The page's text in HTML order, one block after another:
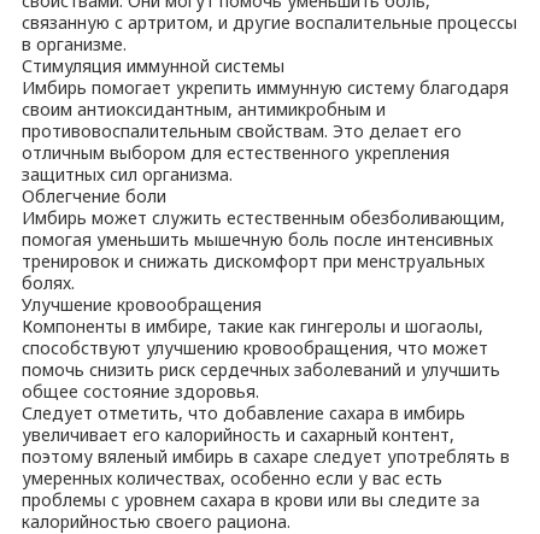
связанную с артритом, и другие воспалительные процессы
в организме.
Стимуляция иммунной системы
Имбирь помогает укрепить иммунную систему благодаря
своим антиоксидантным, антимикробным и
противовоспалительным свойствам. Это делает его
отличным выбором для естественного укрепления
защитных сил организма.
Облегчение боли
Имбирь может служить естественным обезболивающим,
помогая уменьшить мышечную боль после интенсивных
тренировок и снижать дискомфорт при менструальных
болях.
Улучшение кровообращения
Компоненты в имбире, такие как гингеролы и шогаолы,
способствуют улучшению кровообращения, что может
помочь снизить риск сердечных заболеваний и улучшить
общее состояние здоровья.
Следует отметить, что добавление сахара в имбирь
увеличивает его калорийность и сахарный контент,
поэтому вяленый имбирь в сахаре следует употреблять в
умеренных количествах, особенно если у вас есть
проблемы с уровнем сахара в крови или вы следите за
калорийностью своего рациона.